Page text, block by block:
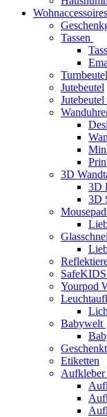
Wohnaccessoires
Tassen
Turnbeutel
Jutebeutel
3D
3D
3D
Yourpod
Babywelt
Etiketten